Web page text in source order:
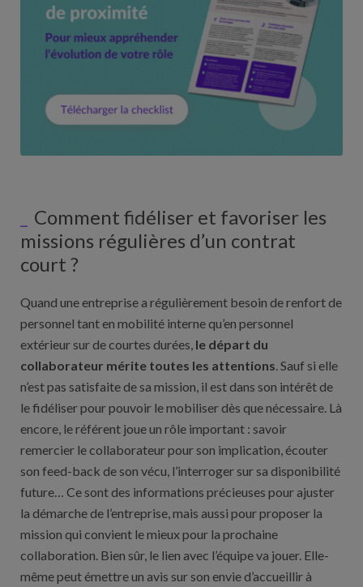
Comment fidéliser et favoriser les
missions régulières d’un contrat
court ?
Quand une entreprise a régulièrement besoin de renfort de
personnel tant en mobilité interne qu’en personnel
extérieur sur de courtes durées, le départ du
collaborateur mérite toutes les attentions. Sauf si elle
n’est pas satisfaite de sa mission, il est dans son intérêt de
le fidéliser pour pouvoir le mobiliser dès que nécessaire. Là
encore, le référent joue un rôle important : savoir
remercier le collaborateur pour son implication, écouter
son feed-back de son vécu, l’interroger sur sa disponibilité
future… Ce sont des informations précieuses pour ajuster
la démarche de l’entreprise, mais aussi pour proposer la
mission qui convient le mieux pour la prochaine
collaboration. Bien sûr, le lien avec l’équipe va jouer. Elle-
même peut émettre un avis sur son envie d’accueillir à